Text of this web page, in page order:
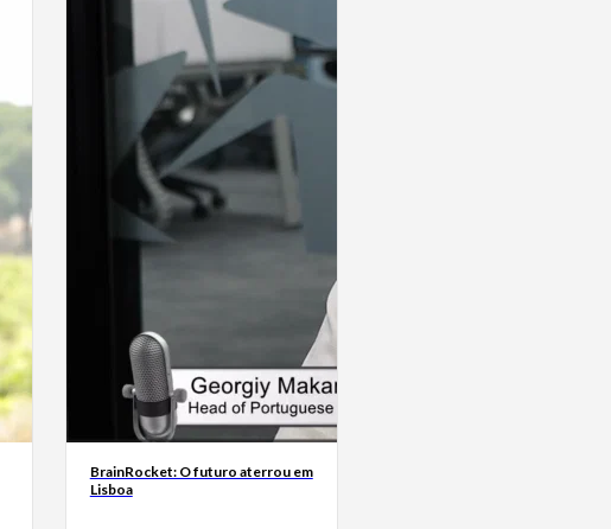
BrainRocket: O futuro aterrou em
Lisboa